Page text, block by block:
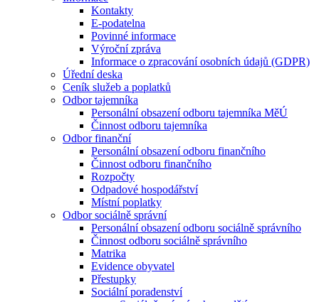
Kontakty
E-podatelna
Povinné informace
Výroční zpráva
Informace o zpracování osobních údajů (GDPR)
Úřední deska
Ceník služeb a poplatků
Odbor tajemníka
Personální obsazení odboru tajemníka MěÚ
Činnost odboru tajemníka
Odbor finanční
Personální obsazení odboru finančního
Činnost odboru finančního
Rozpočty
Odpadové hospodářství
Místní poplatky
Odbor sociálně správní
Personální obsazení odboru sociálně správního
Činnost odboru sociálně správního
Matrika
Evidence obyvatel
Přestupky
Sociální poradenství